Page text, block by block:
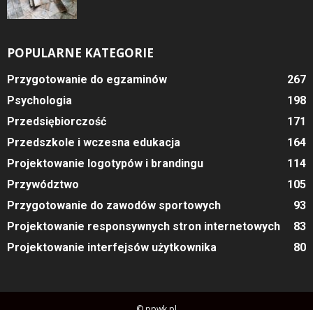
POPULARNE KATEGORIE
Przygotowanie do egzaminów
267
Psychologia
198
Przedsiębiorczość
171
Przedszkole i wczesna edukacja
164
Projektowanie logotypów i brandingu
114
Przywództwo
105
Przygotowanie do zawodów sportowych
93
Projektowanie responsywnych stron internetowych
83
Projektowanie interfejsów użytkownika
80